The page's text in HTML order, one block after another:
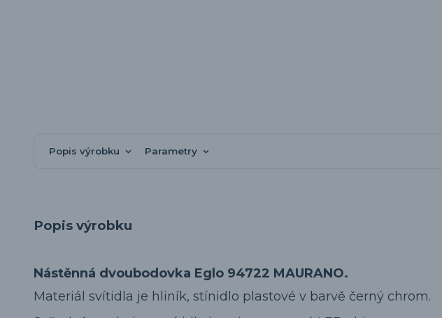
Popis výrobku Parametry
Popis výrobku
Nástěnná dvoubodovka Eglo 94722 MAURANO.
Materiál svítidla je hliník, stínidlo plastové v barvě černý chrom.